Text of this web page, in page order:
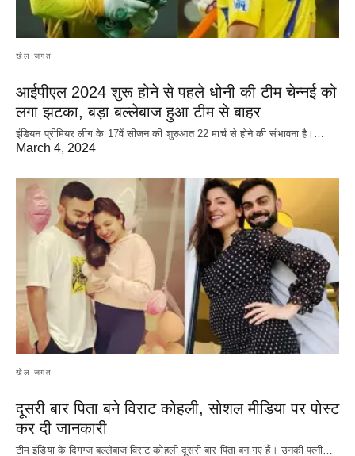
खेल जगत
आईपीएल 2024 शुरू होने से पहले धोनी की टीम चेन्नई को
लगा झटका, बड़ा बल्लेबाज हुआ टीम से बाहर
इंडियन प्रीमियर लीग के 17वें सीजन की शुरुआत 22 मार्च से होने की संभावना है।…
March 4, 2024
खेल जगत
दूसरी बार‌ पिता बने विराट कोहली, सोशल मीडिया पर पोस्ट
कर दी‌ जानकारी
टीम इंडिया के दिगग्ज बल्लेबाज विराट कोहली दूसरी बार पिता बन गए हैं। उनकी पत्नी…